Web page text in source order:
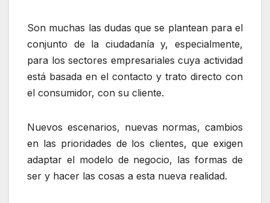
Son muchas las dudas que se plantean para el
conjunto de la ciudadanía y, especialmente,
para los sectores empresariales cuya actividad
está basada en el contacto y trato directo con
el consumidor, con su cliente.
Nuevos escenarios, nuevas normas, cambios
en las prioridades de los clientes, que exigen
adaptar el modelo de negocio, las formas de
ser y hacer las cosas a esta nueva realidad.